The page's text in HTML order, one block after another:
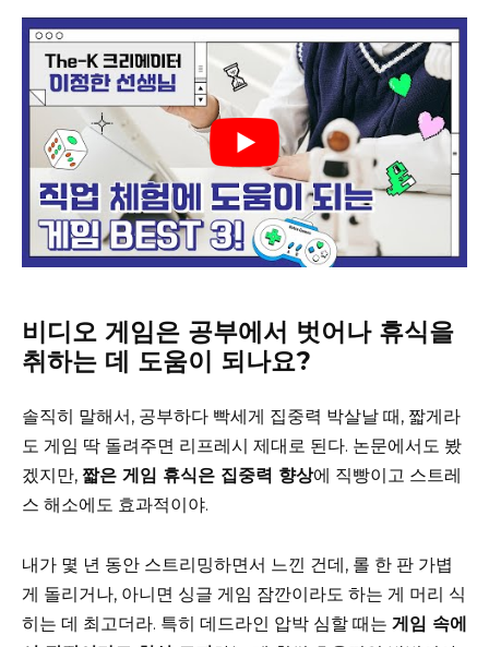
비디오 게임은 공부에서 벗어나 휴식을
취하는 데 도움이 되나요?
솔직히 말해서, 공부하다 빡세게 집중력 박살날 때, 짧게라
도 게임 딱 돌려주면 리프레시 제대로 된다. 논문에서도 봤
겠지만, 짧은 게임 휴식은 집중력 향상에 직빵이고 스트레
스 해소에도 효과적이야.
내가 몇 년 동안 스트리밍하면서 느낀 건데, 롤 한 판 가볍
게 돌리거나, 아니면 싱글 게임 잠깐이라도 하는 게 머리 식
히는 데 최고더라. 특히 데드라인 압박 심할 때는 게임 속에